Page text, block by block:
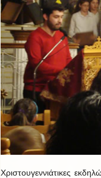
Χριστουγεννιάτικες